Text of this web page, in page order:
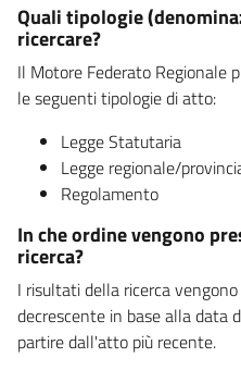
Quali tipologie
ricercare?
Il Motore Federato Regionale
le seguenti tipologie di atto:
Legge Statutaria
Legge regionale/
Regolamento
In che ordine vengono
ricerca?
I risultati della ricerca
decrescente in base alla data
partire dall'atto più recente.